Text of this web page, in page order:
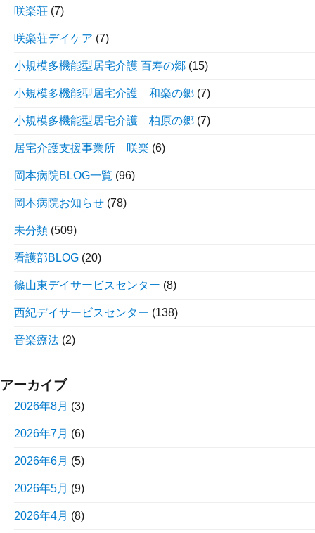
咲楽荘 (7)
咲楽荘デイケア (7)
小規模多機能型居宅介護 百寿の郷 (15)
小規模多機能型居宅介護 和楽の郷 (7)
小規模多機能型居宅介護 柏原の郷 (7)
居宅介護支援事業所 咲楽 (6)
岡本病院BLOG一覧 (96)
岡本病院お知らせ (78)
未分類 (509)
看護部BLOG (20)
篠山東デイサービスセンター (8)
西紀デイサービスセンター (138)
音楽療法 (2)
アーカイブ
2026年8月 (3)
2026年7月 (6)
2026年6月 (5)
2026年5月 (9)
2026年4月 (8)